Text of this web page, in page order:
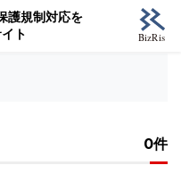
護規制対応を
ト
0件